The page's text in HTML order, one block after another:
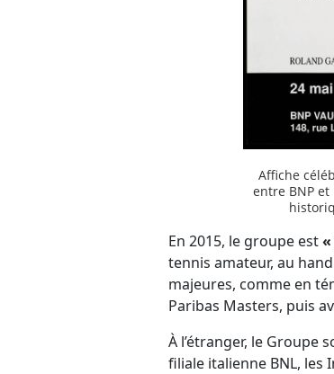
Affiche
entre BNP et
En 2015, le groupe est
tennis amateur, au
majeures, comme en
Paribas Masters, puis
À l’étranger, le Groupe
filiale italienne BNL, les